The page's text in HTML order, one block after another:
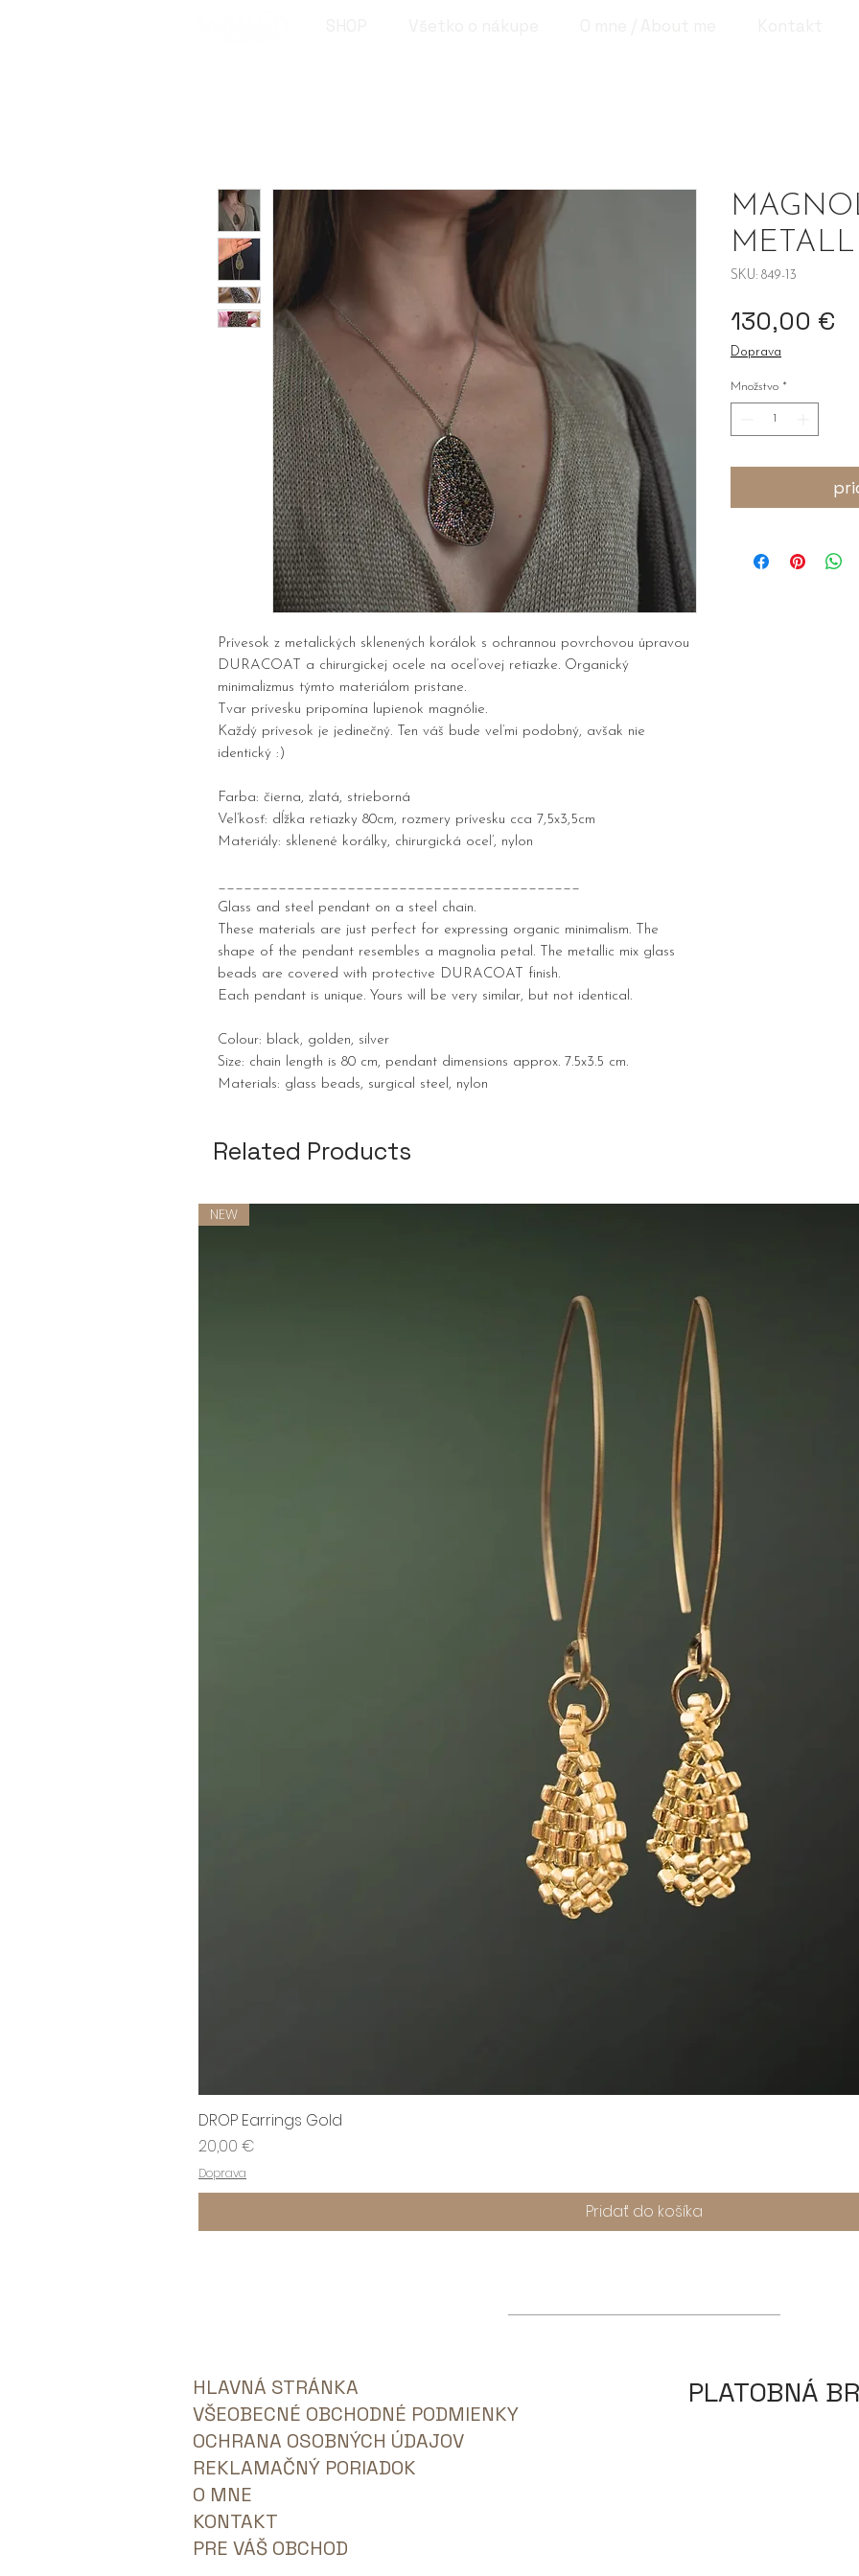
Prívesok z metalických sklenených korálok s ochrannou povrchovou úpravou
DURACOAT a chirurgickej ocele na oceľovej retiazke. Organický
minimalizmus týmto materiálom pristane.
Tvar prívesku pripomína lupienok magnólie.
Každý prívesok je jedinečný. Ten váš bude veľmi podobný, avšak nie
identický :)
Farba: čierna, zlatá, strieborná
Veľkosť: dĺžka retiazky 80cm, rozmery prívesku cca 7,5x3,5cm
Materiály: sklenené korálky, chirurgická oceľ, nylon
__________________________________________
Glass and steel pendant on a steel chain.
These materials are just perfect for expressing organic minimalism. The
shape of the pendant resembles a magnolia petal. The metallic mix glass
beads are covered with protective DURACOAT finish.
Each pendant is unique. Yours will be very similar, but not identical.
Colour: black, golden, silver
Size: chain length is 80 cm, pendant dimensions approx. 7.5x3.5 cm.
Materials: glass beads, surgical steel, nylon
SKU: 849-13
130,00 €
Doprava
Množstvo *
Related Products
NEW
DROP Earrings Gold
Cena
20,00 €
Doprava
Pridať do košíka
HLAVNÁ STRÁNKA
VŠEOBECNÉ OBCHODNÉ PODMIENKY
OCHRANA OSOBNÝCH ÚDAJOV
REKLAMAČNÝ PORIADOK
O MNE
KONTAKT
PLATOBNÁ
PRE VÁŠ OBCHOD